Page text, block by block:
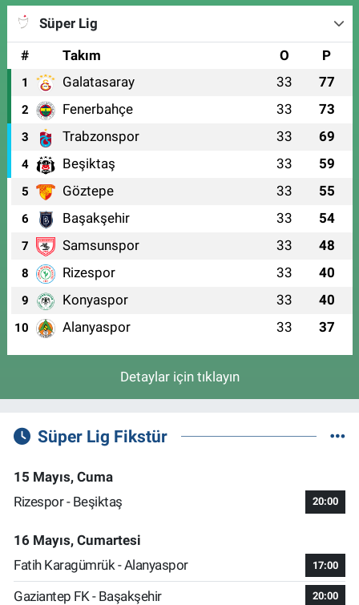
Süper Lig
#
Takım O P
1 Galatasaray 33 77
2 Fenerbahçe 33 73
3 Trabzonspor 33 69
4 Beşiktaş 33 59
5 Göztepe 33 55
6 Başakşehir 33 54
7 Samsunspor 33 48
8 Rizespor 33 40
9 Konyaspor 33 40
10 Alanyaspor 33 37
Detaylar için tıklayın
Süper Lig Fikstür
15 Mayıs, Cuma
Rizespor - Beşiktaş
20:00
16 Mayıs, Cumartesi
Fatih Karagümrük - Alanyaspor
17:00
Gaziantep FK - Başakşehir 20:00